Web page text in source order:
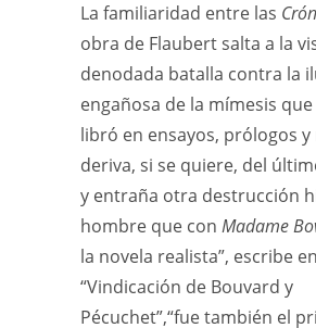
La familiaridad entre las
obra de Flaubert salta a la
denodada batalla contra la
engañosa de la mímesis
libró en ensayos, prólogos
deriva, si se quiere, del
y entraña otra destrucción
hombre que con Madame
la novela realista”, escribe en
“Vindicación de Bouvard y
Pécuchet”,“fue también el